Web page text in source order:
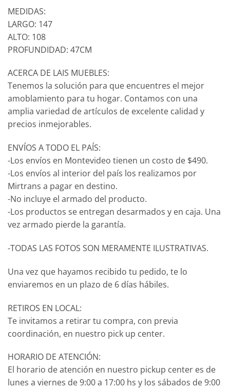
MEDIDAS:
LARGO: 147
ALTO: 108
PROFUNDIDAD: 47CM
ACERCA DE LAIS MUEBLES:
Tenemos la solución para que encuentres el mejor
amoblamiento para tu hogar. Contamos con una
amplia variedad de artículos de excelente calidad y
precios inmejorables.
ENVÍOS A TODO EL PAÍS:
-Los envíos en Montevideo tienen un costo de $490.
-Los envíos al interior del país los realizamos por
Mirtrans a pagar en destino.
-No incluye el armado del producto.
-Los productos se entregan desarmados y en caja. Una
vez armado pierde la garantía.
-TODAS LAS FOTOS SON MERAMENTE ILUSTRATIVAS.
Una vez que hayamos recibido tu pedido, te lo
enviaremos en un plazo de 6 días hábiles.
RETIROS EN LOCAL:
Te invitamos a retirar tu compra, con previa
coordinación, en nuestro pick up center.
HORARIO DE ATENCIÓN:
El horario de atención en nuestro pickup center es de
lunes a viernes de 9:00 a 17:00 hs y los sábados de 9:00